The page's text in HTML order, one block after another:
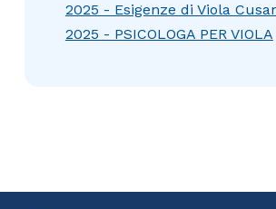
2025 - Esigenze di Viola
2025 - PSICOLOGA PER VIOLA